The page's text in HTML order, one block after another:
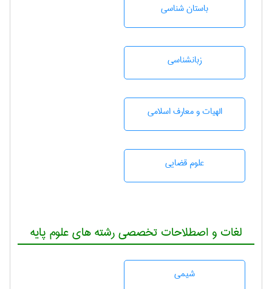
باستان شناسی
زبانشناسی
الهیات و معارف اسلامی
علوم قضایی
لغات و اصطلاحات تخصصی رشته های علوم پایه
شيمی